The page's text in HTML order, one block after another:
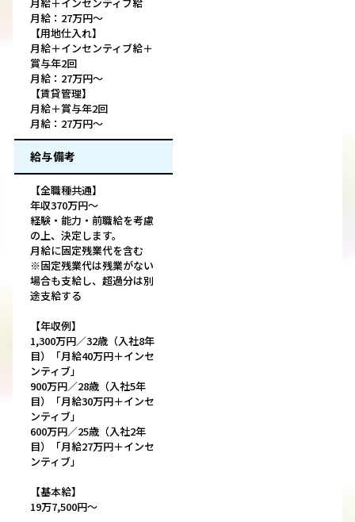
月給＋インセンティブ給
月給：27万円～
【用地仕入れ】
月給＋インセンティブ給＋
賞与年2回
月給：27万円～
【賃貸管理】
月給＋賞与年2回
月給：27万円～
給与備考
【全職種共通】
年収370万円～
経験・能力・前職給を考慮
の上、決定します。
月給に固定残業代を含む
※固定残業代は残業がない
場合も支給し、超過分は別
途支給する
【年収例】
1,300万円／32歳（入社8年
目）「月給40万円＋インセ
ンティブ」
900万円／28歳（入社5年
目）「月給30万円＋インセ
ンティブ」
600万円／25歳（入社2年
目）「月給27万円＋インセ
ンティブ」
【基本給】
19万7,500円～